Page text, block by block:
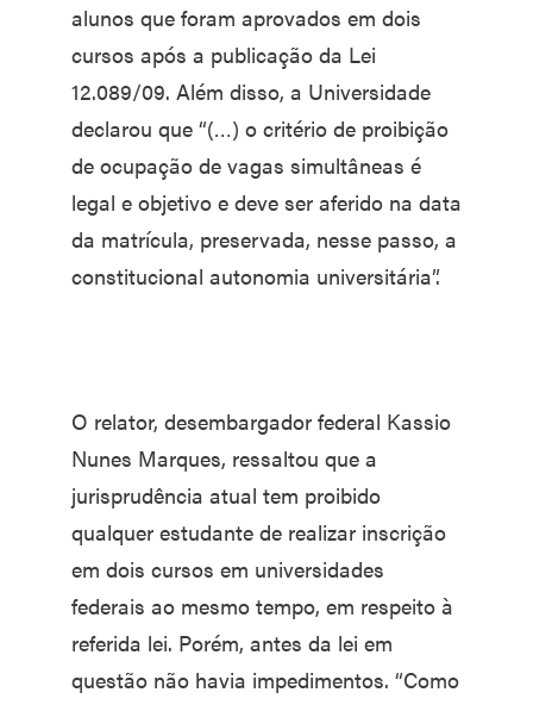
alunos que foram aprovados em dois
cursos após a publicação da Lei
12.089/09. Além disso, a Universidade
declarou que “(…) o critério de proibição
de ocupação de vagas simultâneas é
legal e objetivo e deve ser aferido na data
da matrícula, preservada, nesse passo, a
constitucional autonomia universitária”.
O relator, desembargador federal Kassio
Nunes Marques, ressaltou que a
jurisprudência atual tem proibido
qualquer estudante de realizar inscrição
em dois cursos em universidades
federais ao mesmo tempo, em respeito à
referida lei. Porém, antes da lei em
questão não havia impedimentos. “Como